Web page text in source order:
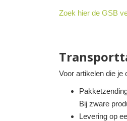
Zoek hier de GSB
Voor artikelen die je
Bij zware
Levering op